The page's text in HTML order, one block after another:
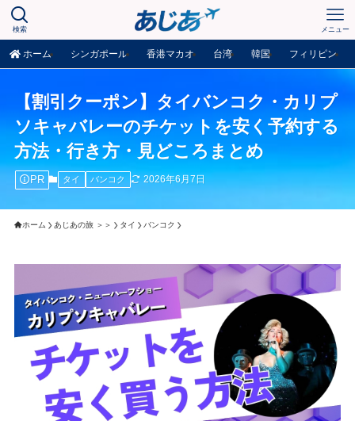
検索 メニュー
ホーム シンガポール 香港マカオ 台湾 韓国 フィリピン
【割引クーポン】タイバンコク・カリプ
ソキャバレーのチケットを安く予約する
方法・行き方・見どころまとめ
PR タイ バンコク 2026年6月7日
ホーム あじあの旅 ＞＞ タイ バンコク